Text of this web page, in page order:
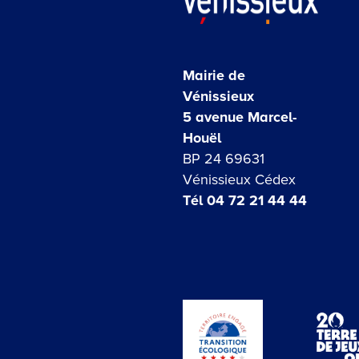
Mairie de
Vénissieux
5 avenue Marcel-
Houël
BP 24 69631
Vénissieux Cédex
Tél 04 72 21 44 44